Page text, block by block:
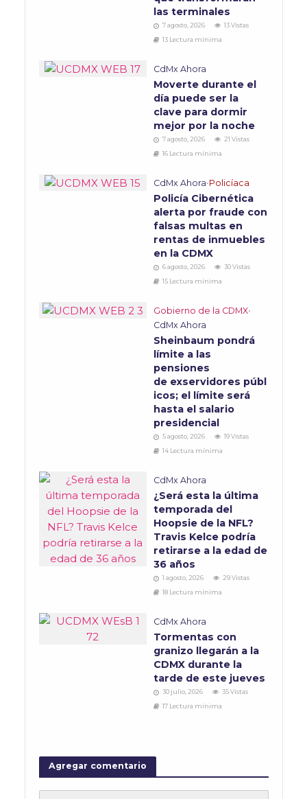
las terminales
7 agosto, 2026
13 Vistas
13 Lectura mínima
CdMx Ahora
Moverte durante el
día puede ser la
clave para dormir
mejor por la noche
7 agosto, 2026
21 Vistas
16 Lectura mínima
CdMx Ahora•Policíaca
Policía Cibernética
alerta por fraude con
falsas multas en
rentas de inmuebles
en la CDMX
6 agosto, 2026
30 Vistas
15 Lectura mínima
Gobierno de la CDMX•
CdMx Ahora
Sheinbaum pondrá
límite a las
pensiones
de exservidores públ
icos; el límite será
hasta el salario
presidencial
5 agosto, 2026
19 Vistas
14 Lectura mínima
CdMx Ahora
¿Será esta la última
temporada del
Hoopsie de la NFL?
Travis Kelce podría
retirarse a la edad de
36 años
1 agosto, 2026
29 Vistas
18 Lectura mínima
CdMx Ahora
Tormentas con
granizo llegarán a la
CDMX durante la
tarde de este jueves
30 julio, 2026
35 Vistas
17 Lectura mínima
Agregar comentario